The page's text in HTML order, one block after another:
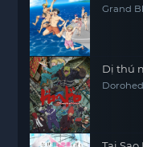
Grand
Dị thú